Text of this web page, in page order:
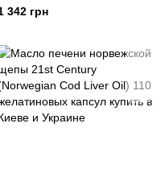
лайм
342 грн